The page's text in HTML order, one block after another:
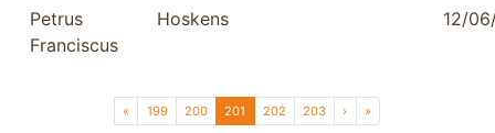
Petrus
Franciscus
Hoskens 12/
Page navigation
« Page
199 Page
200 Current Page
201 Page
202 Page
203 › »